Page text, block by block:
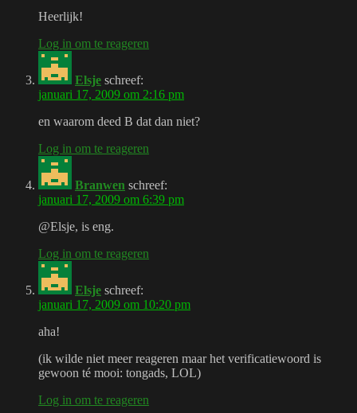
Heerlijk!
Log in om te reageren
Elsje schreef:
januari 17, 2009 om 2:16 pm
en waarom deed B dat dan niet?
Log in om te reageren
Branwen schreef:
januari 17, 2009 om 6:39 pm
@Elsje, is eng.
Log in om te reageren
Elsje schreef:
januari 17, 2009 om 10:20 pm
aha!
(ik wilde niet meer reageren maar het verificatiewoord is
gewoon té mooi: tongads, LOL)
Log in om te reageren